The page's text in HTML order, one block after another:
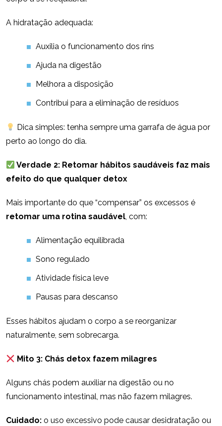
A hidratação adequada:
Auxilia o funcionamento dos rins
Ajuda na digestão
Melhora a disposição
Contribui para a eliminação de resíduos
Dica simples: tenha sempre uma garrafa de água por
perto ao longo do dia.
Verdade 2: Retomar hábitos saudáveis faz mais
efeito do que qualquer detox
Mais importante do que “compensar” os excessos é
retomar uma rotina saudável, com:
Alimentação equilibrada
Sono regulado
Atividade física leve
Pausas para descanso
Esses hábitos ajudam o corpo a se reorganizar
naturalmente, sem sobrecarga.
Mito 3: Chás detox fazem milagres
Alguns chás podem auxiliar na digestão ou no
funcionamento intestinal, mas não fazem milagres.
Cuidado: o uso excessivo pode causar desidratação ou